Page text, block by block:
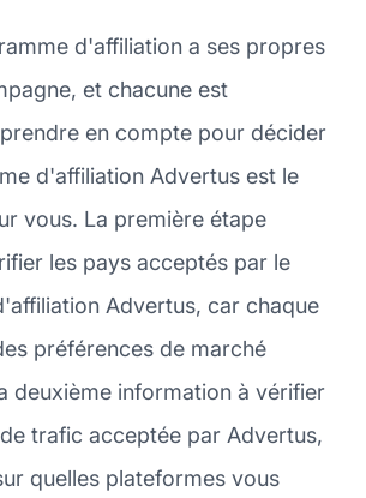
d'affiliation a ses propres
et chacune est
en compte pour décider
d'affiliation Advertus est le
vous. La première étape
les pays acceptés par le
Advertus, car chaque
préférences de marché
deuxième information à vérifier
trafic acceptée par Advertus,
quelles plateformes vous